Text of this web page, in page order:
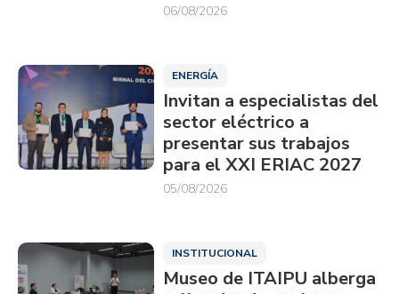
06/08/2026
ENERGÍA
Invitan a especialistas del
sector eléctrico a
presentar sus trabajos
para el XXI ERIAC 2027
05/08/2026
INSTITUCIONAL
Museo de ITAIPU alberga